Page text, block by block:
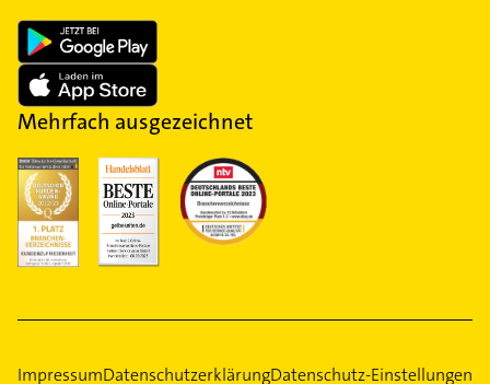
Mehrfach ausgezeichnet
ImpressumDatenschutzerklärungDatenschutz-Einstellungen